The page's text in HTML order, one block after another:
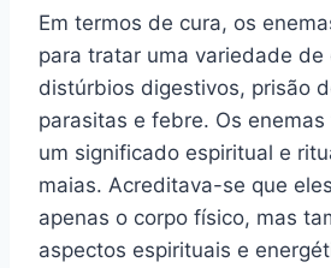
Em termos de cura, os
para tratar uma variedade de
distúrbios digestivos, prisão
parasitas e febre. Os
um significado espiritual e
maias. Acreditava-se que
apenas o corpo físico, mas
aspectos espirituais e